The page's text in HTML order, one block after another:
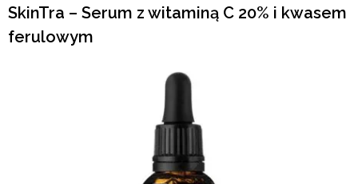
SkinTra – Serum z witaminą C 20% i kwasem
ferulowym